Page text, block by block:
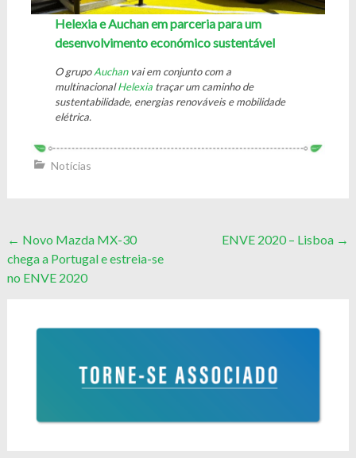
Helexia e Auchan em parceria para um
desenvolvimento económico sustentável
O grupoAuchanvai em conjunto com a
multinacionalHelexiatraçar um caminho de
sustentabilidade, energias renováveis e mobilidade
elétrica.
Notícias
Post
navigation
← Novo Mazda MX-30
chega a Portugal e estreia-se
no ENVE 2020
ENVE 2020 – Lisboa →